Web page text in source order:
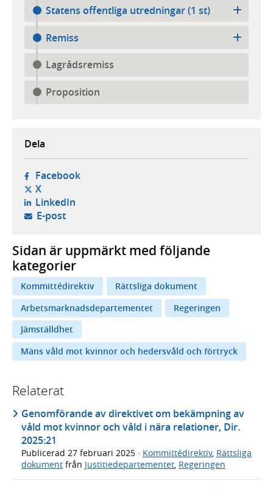
Statens offentliga utredningar (1 st)
Remiss
Lagrådsremiss
Proposition
Dela
Facebook- öppnas i ny flik, extern webbplats,
X- öppnas i ny flik, extern webbplats,
LinkedIn- öppnas i ny flik, extern webbplats,
E-post- öppnar din e-postklient,
Sidan är uppmärkt med följande
kategorier
Kommittédirektiv
Rättsliga dokument
Arbetsmarknadsdepartementet
Regeringen
Jämställdhet
Mäns våld mot kvinnor och hedersvåld och förtryck
Relaterat
Genomförande av direktivet om bekämpning av
våld mot kvinnor och våld i nära relationer, Dir.
2025:21
Publicerad 27 februari 2025 · Kommittédirektiv, Rättsliga
dokument från Justitiedepartementet, Regeringen